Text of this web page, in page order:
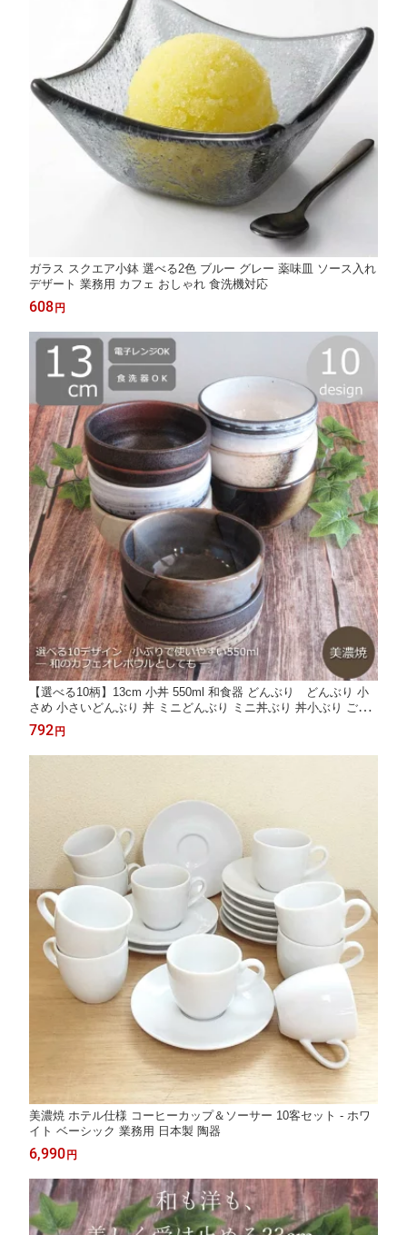
ガラス スクエア小鉢 選べる2色 ブルー グレー 薬味皿 ソース入れ
デザート 業務用 カフェ おしゃれ 食洗機対応
608円
【選べる10柄】13cm 小丼 550ml 和食器 どんぶり どんぶり 小
さめ 小さいどんぶり 丼 ミニどんぶり ミニ丼ぶり 丼小ぶり ご飯
茶碗 大きめ 美濃焼 業務用
792円
美濃焼 ホテル仕様 コーヒーカップ＆ソーサー 10客セット - ホワ
イト ベーシック 業務用 日本製 陶器
6,990円